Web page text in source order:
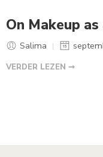
On Makeup
Salima
VERDER LEZEN ➞